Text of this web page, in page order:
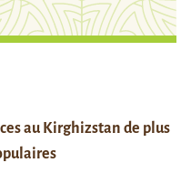
au Kirghizstan de plus